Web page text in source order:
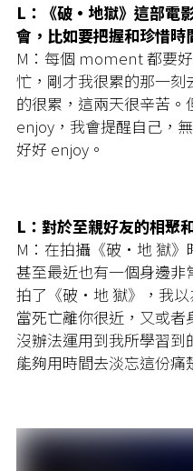
L：《破·地獄》這部電
會，比如要把握和珍惜時
M：每個 moment 都要
忙，剛才我很累的那一刻
的很累，這兩天很辛苦
enjoy，我會提醒自己，
好好 enjoy。
L：對於至親好友的相聚
M：在拍攝《破·地 獄》
甚至最近也有一個身邊非
拍了《破·地 獄》，我
當死亡離你很近，又或
沒辦法運用到我所學習
能夠用時間去淡忘這份痛